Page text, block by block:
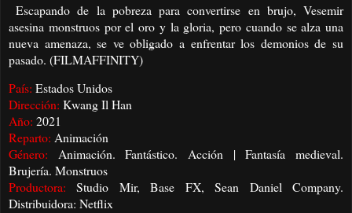
Escapando de la pobreza para convertirse en brujo, Vesemir
asesina monstruos por el oro y la gloria, pero cuando se alza una
nueva amenaza, se ve obligado a enfrentar los demonios de su
pasado. (FILMAFFINITY)
País: Estados Unidos
Dirección: Kwang Il Han
Año: 2021
Reparto: Animación
Género: Animación. Fantástico. Acción | Fantasía medieval.
Brujería. Monstruos
Productora:Studio Mir, Base FX, Sean Daniel Company.
Distribuidora: Netflix